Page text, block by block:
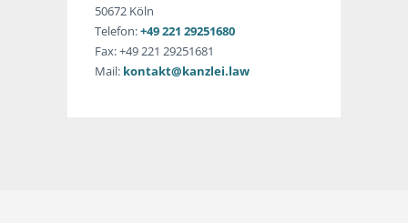
50672 Köln
Telefon:+49 221 29251680
Fax: +49 221 29251681
Mail: kontakt@kanzlei.law